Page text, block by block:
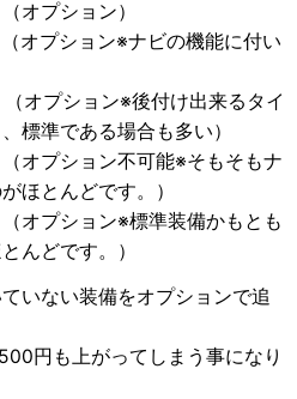
ション）
ョン※ナビの機能に付い
ン※後付け出来るタイ
標準である場合も多い）
ション不可能※そもそもナ
ほとんどです。）
プション※標準装備かもとも
んどです。）
いない装備をオプションで追
円も上がってしまう事になり